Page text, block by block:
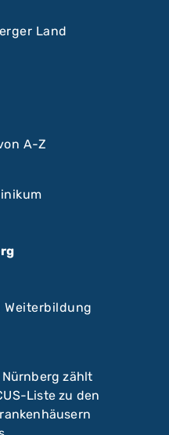
Land
A-Z
Nürnberg zählt
Liste zu den